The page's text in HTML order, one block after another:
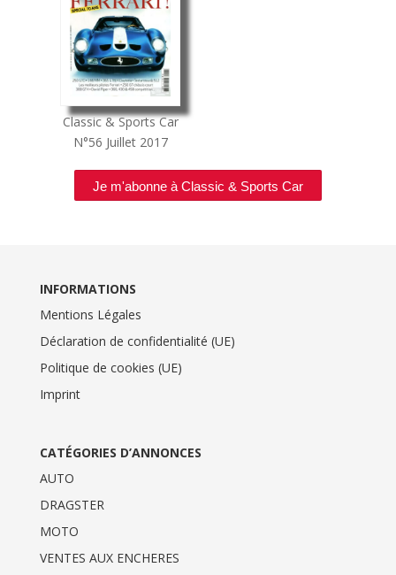
Classic & Sports Car
N°56 Juillet 2017
Je m'abonne à Classic & Sports Car
INFORMATIONS
Mentions Légales
Déclaration de confidentialité (UE)
Politique de cookies (UE)
Imprint
CATÉGORIES D’ANNONCES
AUTO
DRAGSTER
MOTO
VENTES AUX ENCHERES